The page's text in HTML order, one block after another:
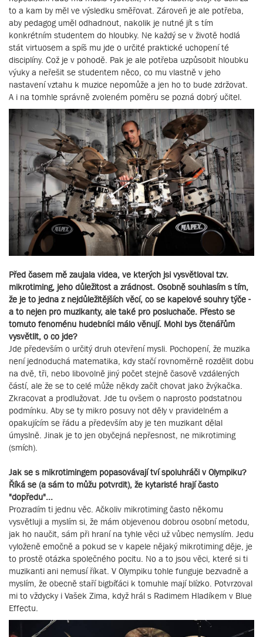
to a kam by měl ve výsledku směřovat. Zároveň je ale potřeba,
aby pedagog uměl odhadnout, nakolik je nutné jít s tím
konkrétním studentem do hloubky. Ne každý se v životě hodlá
stát virtuosem a spíš mu jde o určité praktické uchopení té
disciplíny. Což je v pohodě. Pak je ale potřeba uzpůsobit hloubku
výuky a neřešit se studentem něco, co mu vlastně v jeho
nastavení vztahu k muzice nepomůže a jen ho to bude zdržovat.
A i na tomhle správně zvoleném poměru se pozná dobrý učitel.
Před časem mě zaujala videa, ve kterých jsi vysvětloval tzv.
mikrotiming, jeho důležitost a zrádnost. Osobně souhlasím s tím,
že je to jedna z nejdůležitějších věcí, co se kapelové souhry týče -
a to nejen pro muzikanty, ale také pro posluchače. Přesto se
tomuto fenoménu hudebníci málo věnují. Mohl bys čtenářům
vysvětlit, o co jde?
Jde především o určitý druh otevření mysli. Pochopení, že muzika
není jednoduchá matematika, kdy stačí rovnoměrně rozdělit dobu
na dvě, tři, nebo libovolně jiný počet stejně časově vzdálených
částí, ale že se to celé může někdy začít chovat jako žvýkačka.
Zkracovat a prodlužovat. Jde tu ovšem o naprosto podstatnou
podmínku. Aby se ty mikro posuvy not děly v pravidelném a
opakujícím se řádu a především aby je ten muzikant dělal
úmyslně. Jinak je to jen obyčejná nepřesnost, ne mikrotiming
(smích).
Jak se s mikrotimingem popasovávají tví spoluhráči v Olympiku?
Říká se (a sám to můžu potvrdit), že kytaristé hrají často
"dopředu"...
Prozradím ti jednu věc. Ačkoliv mikrotiming často někomu
vysvětluji a myslím si, že mám objevenou dobrou osobní metodu,
jak ho naučit, sám při hraní na tyhle věci už vůbec nemyslím. Jedu
vyloženě emočně a pokud se v kapele nějaký mikrotiming děje, je
to prostě otázka společného pocitu. No a to jsou věci, které si ti
muzikanti ani nemusí říkat. V Olympiku tohle funguje bezvadně a
myslím, že obecně staří bigbíťáci k tomuhle mají blízko. Potvrzoval
mi to vždycky i Vašek Zima, když hrál s Radimem Hladíkem v Blue
Effectu.